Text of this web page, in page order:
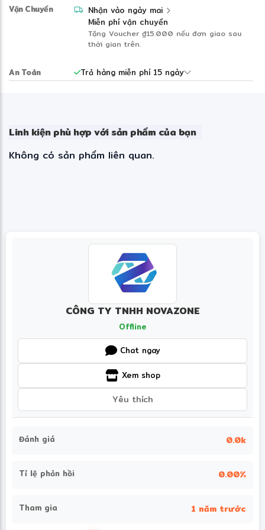
Cung cấp năng lượng DC đảm bảo mức tiêu thụ năng
lượng thấp và tính ổn định của sản phẩm.
Vận Chuyển
Nhận vào ngày mai
Miễn phí vận chuyển
Tặng Voucher ₫15.000 nếu đơn giao sau
thời gian trên.
An Toàn Trả hàng miễn phí 15 ngày
Linh kiện phù hợp với sản phẩm của bạn
Không có sản phẩm liên quan.
CÔNG TY TNHH NOVAZONE
Offline
Chat ngay
Xem shop
Yêu thích
Đánh giá 0.0k
Tỉ lệ phản hồi 0.00%
Tham gia 1 năm trước